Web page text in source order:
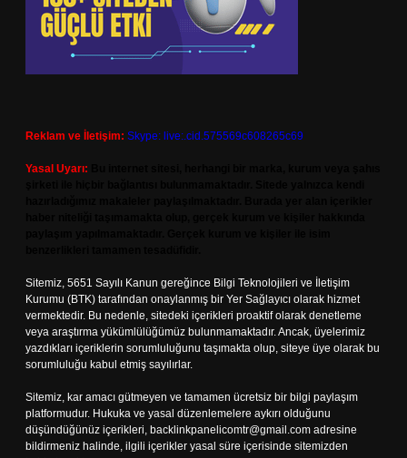
Reklam ve İletişim: Skype: live:.cid.575569c608265c69
Yasal Uyarı:
Sitemiz, 5651 Sayılı Kanun gereğince Bilgi Teknolojileri ve İletişim
Kurumu (BTK) tarafından onaylanmış bir Yer Sağlayıcı olarak hizmet
vermektedir. Bu nedenle, sitedeki içerikleri proaktif olarak denetleme
veya araştırma yükümlülüğümüz bulunmamaktadır. Ancak, üyelerimiz
yazdıkları içeriklerin sorumluluğunu taşımakta olup, siteye üye olarak bu
sorumluluğu kabul etmiş sayılırlar.
Sitemiz, kar amacı gütmeyen ve tamamen ücretsiz bir bilgi paylaşım
platformudur. Hukuka ve yasal düzenlemelere aykırı olduğunu
düşündüğünüz içerikleri, backlinkpanelicomtr@gmail.com adresine
bildirmeniz halinde, ilgili içerikler yasal süre içerisinde sitemizden